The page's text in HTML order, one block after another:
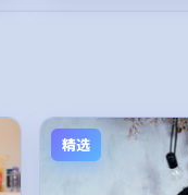
精选